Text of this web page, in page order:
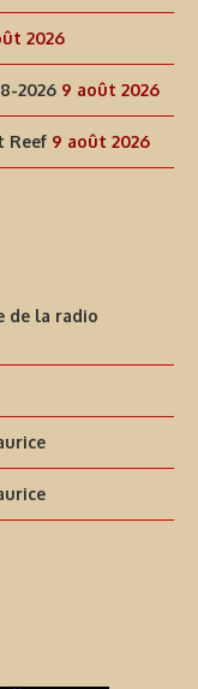
2026
2026 9 août 2026
Reef 9 août 2026
de la radio